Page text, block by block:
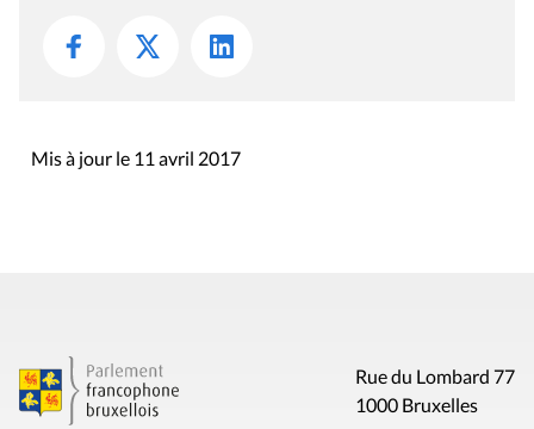
Mis à jour le 11 avril 2017
Rue du Lombard 77
1000 Bruxelles